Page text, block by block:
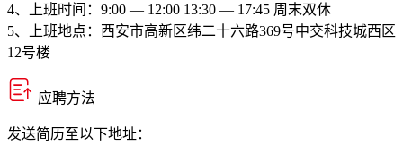
4、上班时间：9:00 — 12:00 13:30 — 17:45 周末双休
5、上班地点：西安市高新区纬二十六路369号中交科技城西区
12号楼
应聘方法
发送简历至以下地址：